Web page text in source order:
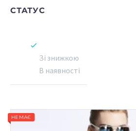
СТАТУС
Зі знижкою
В наявності
НЕМАЄ